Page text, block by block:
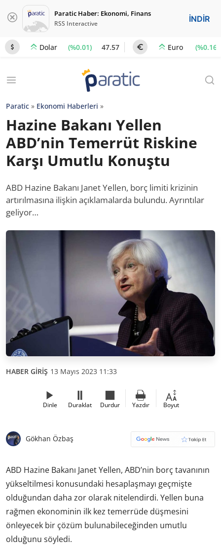
Paratic Haber: Ekonomi, Finans
RSS Interactive İNDİR
Dolar (%0.01) 47.57 Euro (%0.16)
Paratic » Ekonomi Haberleri »
Hazine Bakanı Yellen
ABD’nin Temerrüt Riskine
Karşı Umutlu Konuştu
ABD Hazine Bakanı Janet Yellen, borç limiti krizinin
artırılmasına ilişkin açıklamalarda bulundu. Ayrıntılar
geliyor…
HABER GİRİŞ 13 Mayıs 2023 11:33
Dinle Duraklat Durdur Yazdır Boyut
Gökhan Özbaş
ABD Hazine Bakanı Janet Yellen, ABD’nin borç tavanının
yükseltilmesi konusundaki hesaplaşmayı geçmişte
olduğundan daha zor olarak nitelendirdi. Yellen buna
rağmen ekonominin ilk kez temerrüde düşmesini
önleyecek bir çözüm bulunabileceğinden umutlu
olduğunu söyledi.